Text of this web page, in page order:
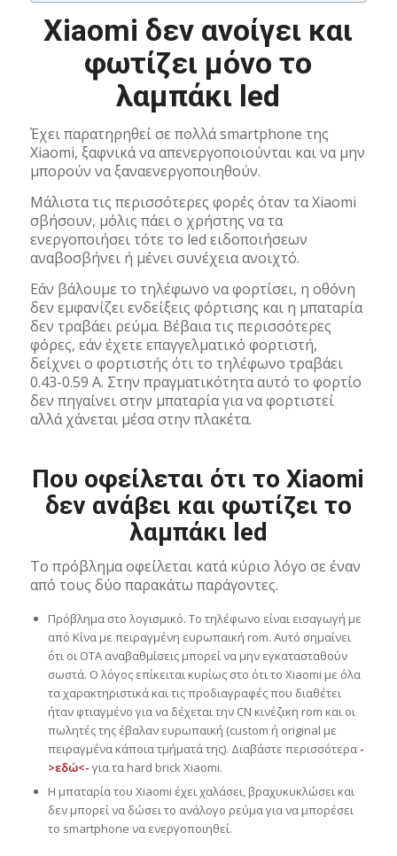
Xiaomi δεν ανοίγει και
φωτίζει μόνο το
λαμπάκι led
Έχει παρατηρηθεί σε πολλά smartphone της
Xiaomi, ξαφνικά να απενεργοποιούνται και να μην
μπορούν να ξαναενεργοποιηθούν.
Μάλιστα τις περισσότερες φορές όταν τα Xiaomi
σβήσουν, μόλις πάει ο χρήστης να τα
ενεργοποιήσει τότε το led ειδοποιήσεων
αναβοσβήνει ή μένει συνέχεια ανοιχτό.
Εάν βάλουμε το τηλέφωνο να φορτίσει, η οθόνη
δεν εμφανίζει ενδείξεις φόρτισης και η μπαταρία
δεν τραβάει ρεύμα. Βέβαια τις περισσότερες
φόρες, εάν έχετε επαγγελματικό φορτιστή,
δείχνει ο φορτιστής ότι το τηλέφωνο τραβάει
0.43-0.59 A. Στην πραγματικότητα αυτό το φορτίο
δεν πηγαίνει στην μπαταρία για να φορτιστεί
αλλά χάνεται μέσα στην πλακέτα.
Που οφείλεται ότι το Xiaomi
δεν ανάβει και φωτίζει το
λαμπάκι led
Το πρόβλημα οφείλεται κατά κύριο λόγο σε έναν
από τους δύο παρακάτω παράγοντες.
Πρόβλημα στο λογισμικό. Το τηλέφωνο είναι εισαγωγή με
από Κίνα με πειραγμένη ευρωπαική rom. Αυτό σημαίνει
ότι οι OTA αναβαθμίσεις μπορεί να μην εγκατασταθούν
σωστά. Ο λόγος επίκειται κυρίως στο ότι το Xiaomi με όλα
τα χαρακτηριστικά και τις προδιαγραφές που διαθέτει
ήταν φτιαγμένο για να δέχεται την CN κινέζικη rom και οι
πωλητές της έβαλαν ευρωπαική (custom ή original με
πειραγμένα κάποια τμήματά της). Διαβάστε περισσότερα -
>εδώ<- για τα hard brick Xiaomi.
Η μπαταρία του Xiaomi έχει χαλάσει, βραχυκυκλώσει και
δεν μπορεί να δώσει το ανάλογο ρεύμα για να μπορέσει
το smartphone να ενεργοποιηθεί.